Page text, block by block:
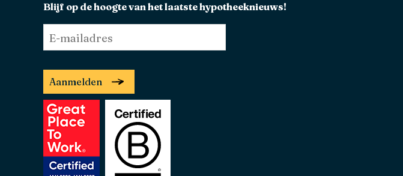
Blijf op de hoogte van het laatste hypotheeknieuws!
E-
mailadres *
Aanmelden